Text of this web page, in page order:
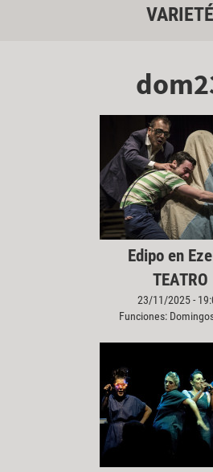
VARIETÉ
Edipo en
TEATRO
23/11/2025 -
Funciones: